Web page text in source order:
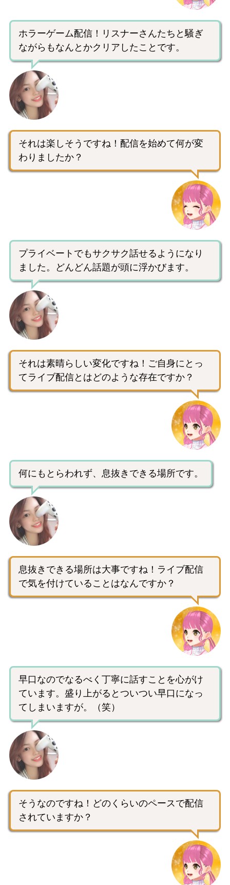
ホラーゲーム配信！リスナーさんたちと騒ぎ
ながらもなんとかクリアしたことです。
それは楽しそうですね！配信を始めて何が変
わりましたか？
プライベートでもサクサク話せるようになり
ました。どんどん話題が頭に浮かびます。
それは素晴らしい変化ですね！ご自身にとっ
てライブ配信とはどのような存在ですか？
何にもとらわれず、息抜きできる場所です。
息抜きできる場所は大事ですね！ライブ配信
で気を付けていることはなんですか？
早口なのでなるべく丁寧に話すことを心がけ
ています。盛り上がるとついつい早口になっ
てしまいますが。（笑）
そうなのですね！どのくらいのペースで配信
されていますか？